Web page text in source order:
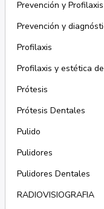
Prevención y Profilaxis
Prevención y
Profilaxis
Profilaxis y estética
Prótesis
Prótesis Dentales
Pulido
Pulidores
Pulidores Dentales
RADIOVISIOGRAFIA